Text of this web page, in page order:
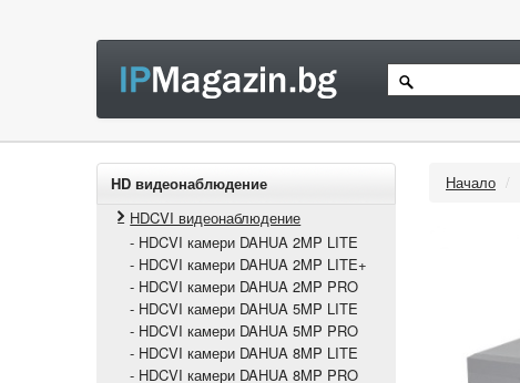
HD видеонаблюдение
HDCVI видеонаблюдение
- HDCVI камери DAHUA 2MP LITE
- HDCVI камери DAHUA 2MP LITE+
- HDCVI камери DAHUA 2MP PRO
- HDCVI камери DAHUA 5MP LITE
- HDCVI камери DAHUA 5MP PRO
- HDCVI камери DAHUA 8MP LITE
- HDCVI камери DAHUA 8MP PRO
Начало /